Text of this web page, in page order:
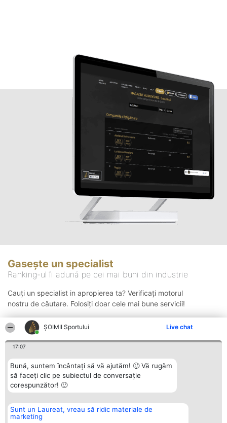
ȘOIMII Sportului Live chat
17:07
Bună, suntem încântați să vă ajutăm! 🙂 Vă rugăm
să faceți clic pe subiectul de conversație
corespunzător! 🙂
Sunt un Laureat, vreau să ridic materiale de
marketing
Gasește un specialist
Ranking-ul îi adună pe cei mai buni din industrie
Cauți un specialist in apropierea ta? Verificați motorul
nostru de căutare. Folosiți doar cele mai bune servicii!
Organizator Ranking
BRIGHT SOLUTIONS BR SRL
Plebiscyt Contact